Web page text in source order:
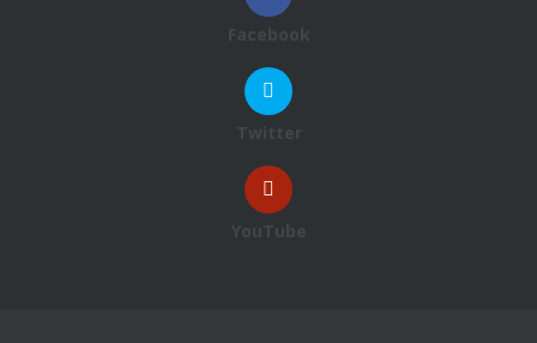
Facebook
Twitter
YouTube